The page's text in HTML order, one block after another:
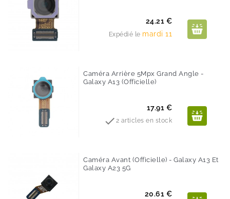
Prix
24.21 €
Expédié le mardi 11
Caméra Arrière 5Mpx Grand Angle -
Galaxy A13 (Officielle)
Prix
17.91 €
 2 articles en stock
Caméra Avant (Officielle) - Galaxy A13 Et
Galaxy A23 5G
Prix
20.61 €